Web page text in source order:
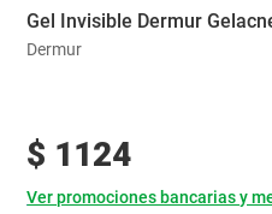
Gel Invisible Dermur
Dermur
$ 1124
Ver promociones bancarias y